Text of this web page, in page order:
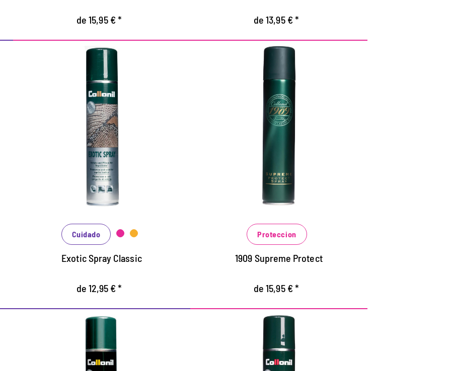
de 15,95 € * de 13,95 € *
Protección y cuidado de
cuero de reptil.
Especialista en cuero de reptil, como el
cuero de serpiente y cuero de cocodrilo,
así como de cuero en el aspecto exótico.
Cuida y protege, efectos de suciedad y la
Cuidado
Exotic Spray Classic
de 12,95 € *
Protección exclusiva de
impermeabilización.
Para zapatos de alta calidad (negocios),
Adecuado para todos los materiales.
Protecion altamente eficaz contra la
humedad, la suciedad y el polvo.
Proteccion
1909 Supreme Protect
de 15,95 € *
Protección Mousse cremoso de